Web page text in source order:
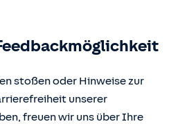
stoßen oder Hinweise zur
unserer
freuen wir uns über Ihre